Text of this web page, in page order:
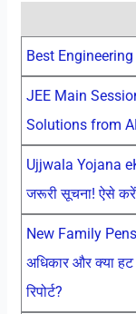
Best
JEE Main
Solutions from
Ujjwala Yojana
जरूरी सूचना! ऐसे
New Family
अधिकार और क्या हट
रिपोर्ट?